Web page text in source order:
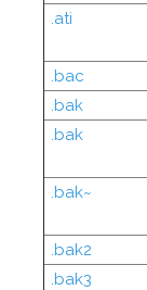
.ati
.bac
.bak
.bak
.bak~
.bak2
.bak3